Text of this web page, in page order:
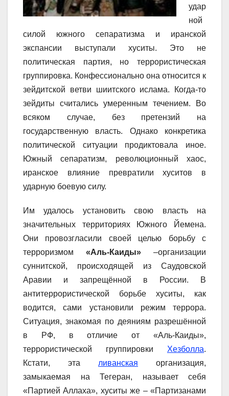
удар
ной
силой южного сепаратизма и иранской
экспансии выступали хуситы. Это не
политическая партия, но террористическая
группировка. Конфессионально она относится к
зейдитской ветви шиитского ислама. Когда-то
зейдиты считались умеренным течением. Во
всяком случае, без претензий на
государственную власть. Однако конкретика
политической ситуации продиктовала иное.
Южный сепаратизм, революционный хаос,
иранское влияние превратили хуситов в
ударную боевую силу.
Им удалось установить свою власть на
значительных территориях Южного Йемена.
Они провозгласили своей целью борьбу с
терроризмом «Аль-Каиды» –организации
суннитской, происходящей из Саудовской
Аравии и запрещённой в России. В
антитеррористической борьбе хуситы, как
водится, сами установили режим террора.
Ситуация, знакомая по деяниям разрешённой
в РФ, в отличие от «Аль-Каиды»,
террористической группировки Хезболла.
Кстати, эта ливанская организация,
замыкаемая на Тегеран, называет себя
«Партией Аллаха», хуситы же – «Партизанами